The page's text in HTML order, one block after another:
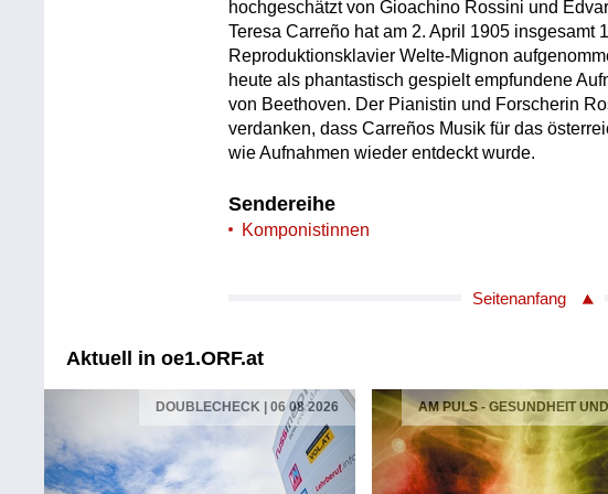
hochgeschätzt von Gioachino Rossini und
Teresa Carreño hat am 2. April 1905 insgesamt
Reproduktionsklavier Welte-Mignon
heute als phantastisch gespielt empfundene
von Beethoven. Der Pianistin und Forscherin
verdanken, dass Carreños Musik für das
wie Aufnahmen wieder entdeckt wurde.
Sendereihe
Komponistinnen
Seitenanfang
Aktuell in oe1.ORF.at
DOUBLECHECK | 06 08 2026 AM PULS - GESUNDHEIT